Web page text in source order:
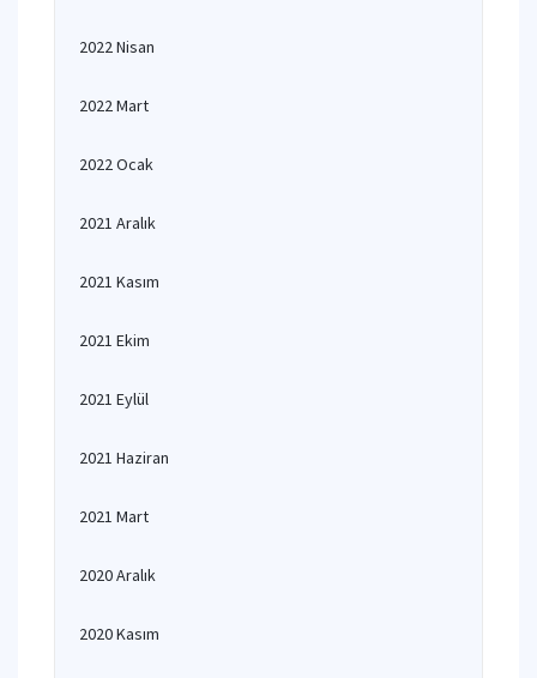
2022 Nisan
2022 Mart
2022 Ocak
2021 Aralık
2021 Kasım
2021 Ekim
2021 Eylül
2021 Haziran
2021 Mart
2020 Aralık
2020 Kasım